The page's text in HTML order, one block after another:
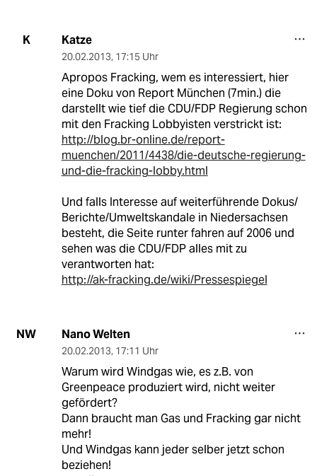
K Katze
20.02.2013, 17:15 Uhr
Apropos Fracking, wem es interessiert, hier
eine Doku von Report München (7min.) die
darstellt wie tief die CDU/FDP Regierung schon
mit den Fracking Lobbyisten verstrickt ist:
http://blog.br-online.de/report-
muenchen/2011/4438/die-deutsche-regierung-
und-die-fracking-lobby.html
Und falls Interesse auf weiterführende Dokus/
Berichte/Umweltskandale in Niedersachsen
besteht, die Seite runter fahren auf 2006 und
sehen was die CDU/FDP alles mit zu
verantworten hat:
http://ak-fracking.de/wiki/Pressespiegel
NW Nano Welten
20.02.2013, 17:11 Uhr
Warum wird Windgas wie, es z.B. von
Greenpeace produziert wird, nicht weiter
gefördert?
Dann braucht man Gas und Fracking gar nicht
mehr!
Und Windgas kann jeder selber jetzt schon
beziehen!